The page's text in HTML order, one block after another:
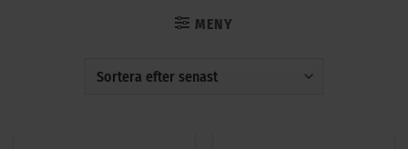
MENY